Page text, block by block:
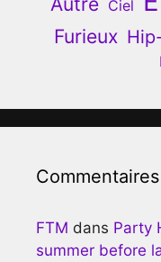
Ciel
Furieux
FTM dans Party
summer before